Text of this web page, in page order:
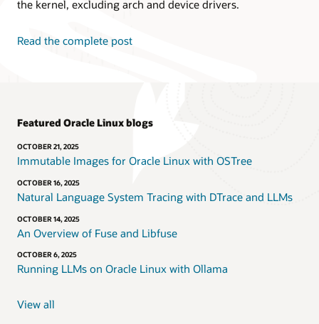
the kernel, excluding arch and device drivers.
Read the complete post
Featured Oracle Linux blogs
OCTOBER 21, 2025
Immutable Images for Oracle Linux with OSTree
OCTOBER 16, 2025
Natural Language System Tracing with DTrace and LLMs
OCTOBER 14, 2025
An Overview of Fuse and Libfuse
OCTOBER 6, 2025
Running LLMs on Oracle Linux with Ollama
View all